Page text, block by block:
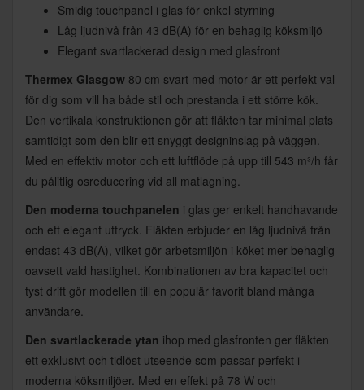
Smidig touchpanel i glas för enkel styrning
Låg ljudnivå från 43 dB(A) för en behaglig köksmiljö
Elegant svartlackerad design med glasfront
Thermex Glasgow 80 cm svart med motor är ett perfekt val
för dig som vill ha både stil och prestanda i ett större kök.
Den vertikala konstruktionen gör att fläkten tar minimal plats
samtidigt som den blir ett snyggt designinslag på väggen.
Med en effektiv motor och ett luftflöde på upp till 543 m³/h får
du pålitlig osreducering vid all matlagning.
Den moderna touchpanelen i glas ger enkelt handhavande
och ett elegant uttryck. Fläkten erbjuder en låg ljudnivå från
endast 43 dB(A), vilket gör arbetsmiljön i köket mer behaglig
oavsett vald hastighet. Kombinationen av bra kapacitet och
tyst drift gör modellen till en populär favorit bland många
användare.
Den svartlackerade ytan ihop med glasfronten ger fläkten
ett exklusivt och tidlöst utseende som passar perfekt i
moderna köksmiljöer. Med en effekt på 78 W och